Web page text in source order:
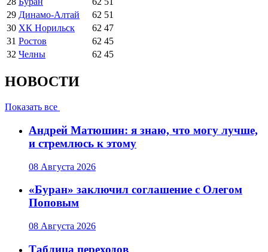
29 Динамо-Алтай 62 51
30 ХК Норильск 62 47
31 Ростов 62 45
32 Челны 62 45
НОВОСТИ
Показать все
Андрей Матюшин: я знаю, что могу лучше,
и стремлюсь к этому
08 Августа 2026
«Буран» заключил соглашение с Олегом
Поповым
08 Августа 2026
Таблица переходов